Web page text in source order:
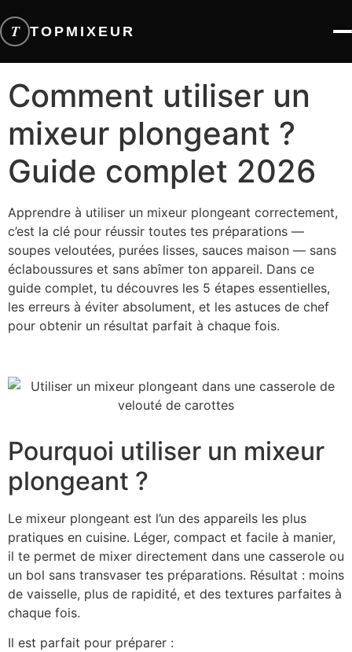
T TOPMIXEUR
Comment utiliser un
mixeur plongeant ?
Guide complet 2026
Apprendre à utiliser un mixeur plongeant correctement,
c’est la clé pour réussir toutes tes préparations —
soupes veloutées, purées lisses, sauces maison — sans
éclaboussures et sans abîmer ton appareil. Dans ce
guide complet, tu découvres les 5 étapes essentielles,
les erreurs à éviter absolument, et les astuces de chef
pour obtenir un résultat parfait à chaque fois.
Pourquoi utiliser un mixeur
plongeant ?
Le mixeur plongeant est l’un des appareils les plus
pratiques en cuisine. Léger, compact et facile à manier,
il te permet de mixer directement dans une casserole ou
un bol sans transvaser tes préparations. Résultat : moins
de vaisselle, plus de rapidité, et des textures parfaites à
chaque fois.
Il est parfait pour préparer :